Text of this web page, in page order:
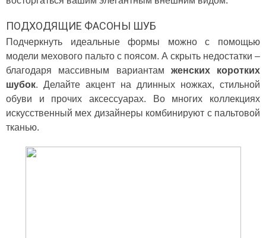
ПОДХОДЯЩИЕ ФАСОНЫ ШУБ
Подчеркнуть идеальные формы можно с помощью
модели мехового пальто с поясом. А скрыть недостатки –
благодаря массивным вариантам женских коротких
шубок. Делайте акцент на длинных ножках, стильной
обуви и прочих аксессуарах. Во многих коллекциях
искусственный мех дизайнеры комбинируют с пальтовой
тканью.